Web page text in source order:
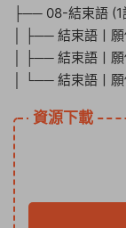
├── 08-結束語 (1
│ ├── 結束語丨
│ ├── 結束語丨
│ └── 結束語丨
資源下載